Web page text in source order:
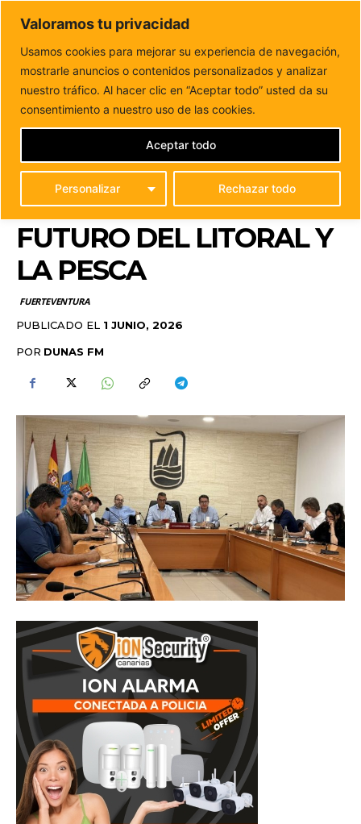
Valoramos tu privacidad
Usamos cookies para mejorar su experiencia de navegación,
mostrarle anuncios o contenidos personalizados y analizar
nuestro tráfico. Al hacer clic en “Aceptar todo” usted da su
consentimiento a nuestro uso de las cookies.
Personalizar Rechazar todo
Aceptar todo
DUNAS FM
Tu informacion de forma cercana
Inicio FUERTEVENTURA
Puerto del Rosario reúne a
expertos y administraciones para abordar el futuro...
PUERTO DEL ROSARIO
REÚNE A EXPERTOS Y
ADMINISTRACIONES
PARA ABORDAR EL
FUTURO DEL LITORAL Y
LA PESCA
FUERTEVENTURA
PUBLICADO EL 1 JUNIO, 2026
POR DUNAS FM